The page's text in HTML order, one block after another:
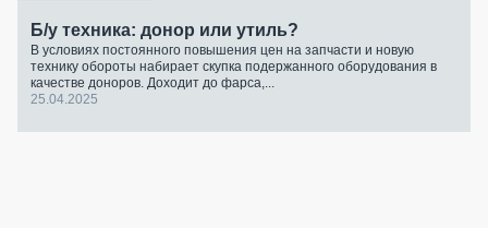
Б/у техника: донор или утиль?
В условиях постоянного повышения цен на запчасти и новую
технику обороты набирает скупка подержанного оборудования в
качестве доноров. Доходит до фарса,...
25.04.2025